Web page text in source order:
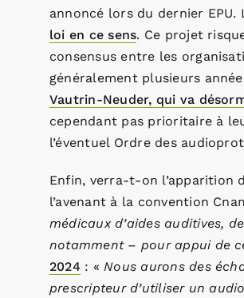
annoncé lors du dernier
loi en ce sens. Ce projet
consensus entre les
généralement plusieurs
Vautrin-Neuder, qui va
cependant pas prioritaire à
l’éventuel Ordre des
Enfin, verra-t-on l’apparition
l’avenant à la convention
médicaux d’aides auditives,
notamment – pour appui de
2024: «Nous aurons des
prescripteur d’utiliser un